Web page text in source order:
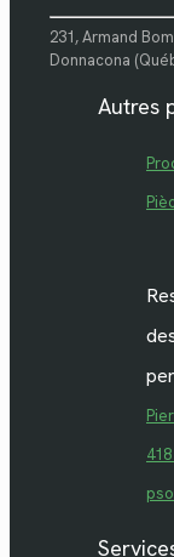
231, Armand
Donnacona
Autres